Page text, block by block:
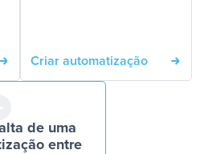
Criar automatização
de uma
entre